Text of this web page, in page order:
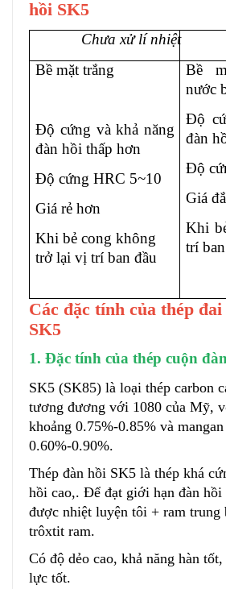
hồi SK5
Chưa xử lí nhiệt
Bề mặt trắng
Độ cứng và khả năng
đàn hồi thấp hơn
Độ cứng HRC 5~10
Giá rẻ hơn
Khi bẻ cong không
trở lại vị trí ban đầu
Bề
nước
Độ
đàn
Độ
Giá
Khi
trí
Các đặc tính của thép
SK5
1. Đặc tính của thép cuộn
SK5 (SK85) là loại thép carbon
tương đương với 1080 của Mỹ,
khoảng 0.75%-0.85% và
0.60%-0.90%.
Thép đàn hồi SK5 là thép khá
hồi cao,. Để đạt giới hạn đàn hồi
được nhiệt luyện tôi + ram
trôxtit ram.
Có độ dẻo cao, khả năng hàn
lực tốt.